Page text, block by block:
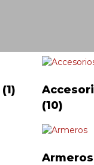
(1)
(10)
Armeros